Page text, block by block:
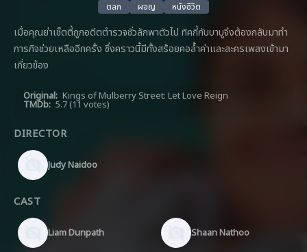
ตลก
ผจญ หนังชีวิต
เมื่อคุณย่าเช็ตตี้ถูกอดีตตำรวจชั่วลักพาตัวไป ทิคกี้กับบาบูจึงต้องกลับมาทำ
ภารกิจช่วยเหลืออีกครั้ง ซึ่งคราวนี้มีทั้งสร้อยคอล้ำค่าและละครเพลงเข้ามา
เกี่ยวข้อง
Original: Kings of Mulberry Street: Let Love Reign
TMDb: 5.7 (11 votes)
DIRECTOR
Judy Naidoo
CAST
Liam Dunpath Shaan Nathoo